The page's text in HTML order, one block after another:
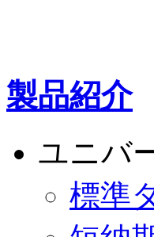
製品紹介
ユニバ
標準